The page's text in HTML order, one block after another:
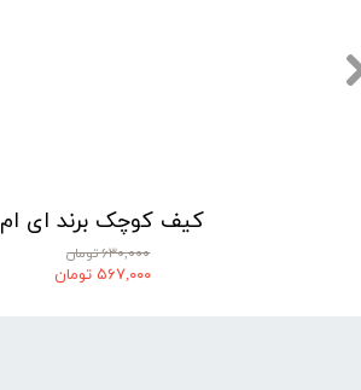
کیف کوچک برند ای ام
۶۳۰,۰۰۰ تومان
۵۶۷,۰۰۰ تومان